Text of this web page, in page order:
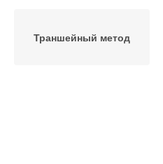
Траншейный метод